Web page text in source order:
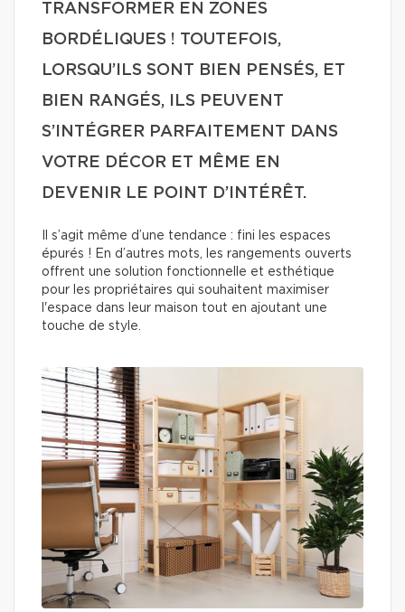
TRANSFORMER EN ZONES
BORDÉLIQUES ! TOUTEFOIS,
LORSQU’ILS SONT BIEN PENSÉS, ET
BIEN RANGÉS, ILS PEUVENT
S’INTÉGRER PARFAITEMENT DANS
VOTRE DÉCOR ET MÊME EN
DEVENIR LE POINT D’INTÉRÊT.
Il s’agit même d’une tendance : fini les espaces
épurés ! En d’autres mots, les rangements ouverts
offrent une solution fonctionnelle et esthétique
pour les propriétaires qui souhaitent maximiser
l'espace dans leur maison tout en ajoutant une
touche de style.